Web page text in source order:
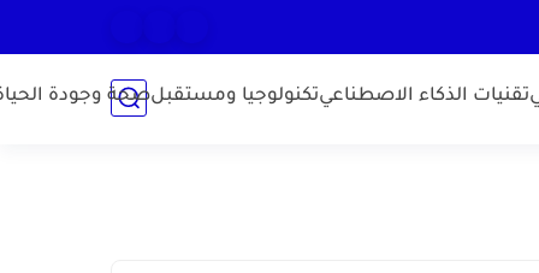
تقنيات الذكاء الاصطناعيتكنولوجيا ومستقبلصحة وجودة